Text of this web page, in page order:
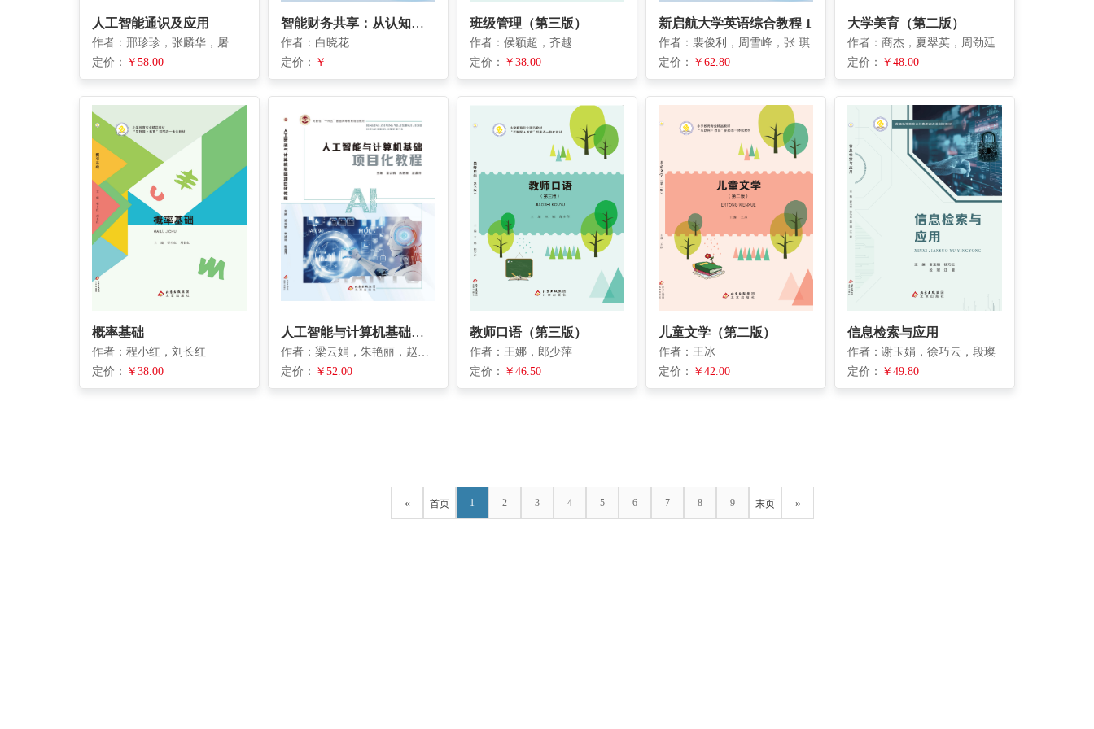
人工智能通识及应用
作者：邢珍珍，张麟华，屠静，赵策
定价： ￥58.00
智能财务共享：从认知到实践
作者：白晓花
定价： ￥
班级管理（第三版）
作者：侯颖超，齐越
定价： ￥38.00
新启航大学英语综合教程 1
作者：裴俊利，周雪峰，张 琪
定价： ￥62.80
大学美育（第二版）
作者：商杰，夏翠英，周劲廷
定价： ￥48.00
概率基础
作者：程小红，刘长红
定价： ￥38.00
人工智能与计算机基础项目化教程
作者：梁云娟，朱艳丽，赵晨萍
定价： ￥52.00
教师口语（第三版）
作者：王娜，郎少萍
定价： ￥46.50
儿童文学（第二版）
作者：王冰
定价： ￥42.00
信息检索与应用
作者：谢玉娟，徐巧云，段璨
定价： ￥49.80
»
末页
1 2 3 4 5 6 7 8 9
首页
«